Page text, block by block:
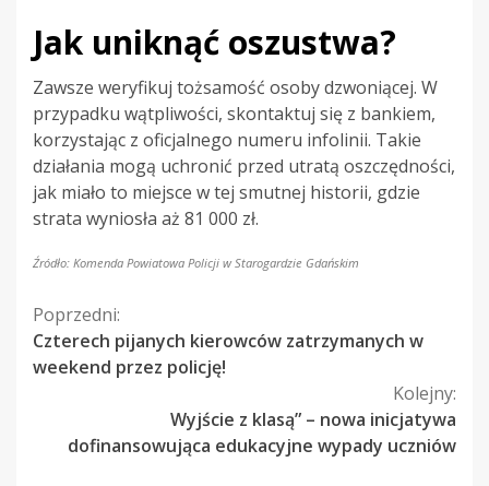
Jak uniknąć oszustwa?
Zawsze weryfikuj tożsamość osoby dzwoniącej. W
przypadku wątpliwości, skontaktuj się z bankiem,
korzystając z oficjalnego numeru infolinii. Takie
działania mogą uchronić przed utratą oszczędności,
jak miało to miejsce w tej smutnej historii, gdzie
strata wyniosła aż 81 000 zł.
Źródło: Komenda Powiatowa Policji w Starogardzie Gdańskim
Kontynuuj
czytanie
Poprzedni:
Czterech pijanych kierowców zatrzymanych w
weekend przez policję!
Kolejny:
Wyjście z klasą” – nowa inicjatywa
dofinansowująca edukacyjne wypady uczniów